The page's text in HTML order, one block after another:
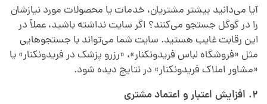
ر
ی
د
آیا می‌دانید بیشتر مشتریان، خدمات یا محصولات مورد نیازشان
را در گوگل جستجو می‌کنند؟ اگر سایت نداشته باشید، عملاً در
این رقابت غایب هستید. سایت شما می‌تواند با جستجوهایی
مثل «فروشگاه لباس فریدونکنار»، «رزرو پزشک در فریدونکنار» یا
«مشاور املاک فریدونکنار» در نتایج دیده شود.
۲. افزایش اعتبار و اعتماد مشتری